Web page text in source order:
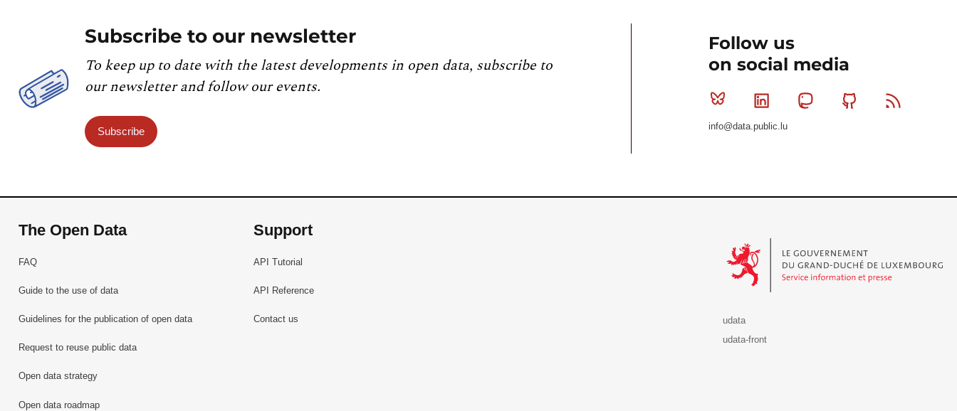
Subscribe to our newsletter
To keep up to date with the latest developments in open data, subscribe to
our newsletter and follow our events.
Subscribe
Follow us
on social media
Bluesky Linkedin MastodonGithub
info@data.public.lu
The Open Data
FAQ
Guide to the use of data
Guidelines for the publication of open data
Request to reuse public data
Open data strategy
Open data roadmap
Support
API Tutorial
API Reference
Contact us
udata
udata-front